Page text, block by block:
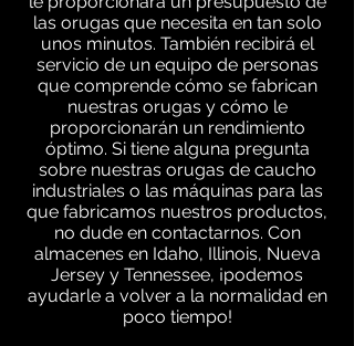
las orugas que necesita en tan solo
unos minutos. También recibirá el
servicio de un equipo de personas
que comprende cómo se fabrican
nuestras orugas y cómo le
proporcionarán un rendimiento
óptimo. Si tiene alguna pregunta
sobre nuestras orugas de caucho
industriales o las máquinas para las
que fabricamos nuestros productos,
no dude en contactarnos. Con
almacenes en Idaho, Illinois, Nueva
Jersey y Tennessee, ¡podemos
ayudarle a volver a la normalidad en
poco tiempo!